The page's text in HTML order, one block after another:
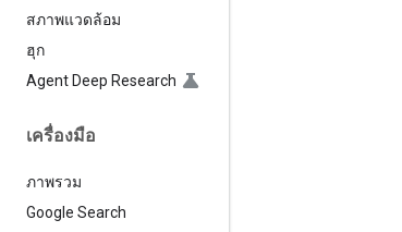
สภาพแวดล้อม
ฮุก
Agent Deep Research
เครื่องมือ
ภาพรวม
Google Search